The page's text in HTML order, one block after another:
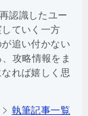
認識したユー
ていく一方
追い付かない
攻略情報をま
れば嬉しく思
執筆記事一覧